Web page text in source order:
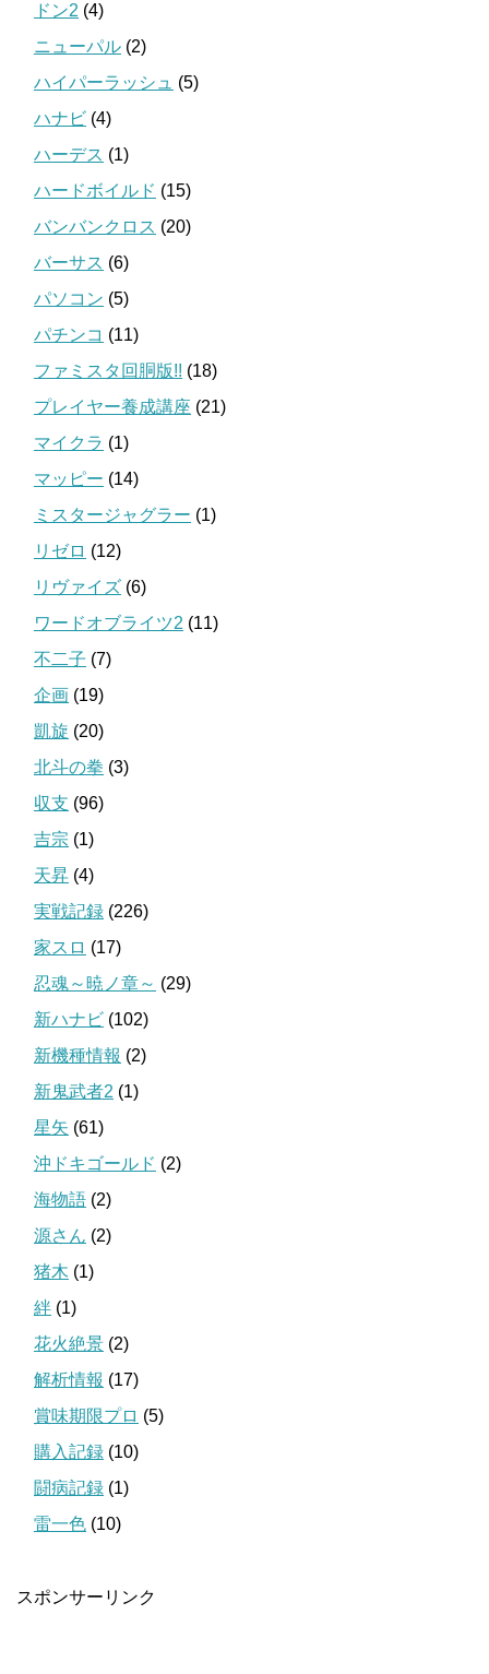
ドン2 (4)
ニューパル (2)
ハイパーラッシュ (5)
ハナビ (4)
ハーデス (1)
ハードボイルド (15)
バンバンクロス (20)
バーサス (6)
パソコン (5)
パチンコ (11)
ファミスタ回胴版!! (18)
プレイヤー養成講座 (21)
マイクラ (1)
マッピー (14)
ミスタージャグラー (1)
リゼロ (12)
リヴァイズ (6)
ワードオブライツ2 (11)
不二子 (7)
企画 (19)
凱旋 (20)
北斗の拳 (3)
収支 (96)
吉宗 (1)
天昇 (4)
実戦記録 (226)
家スロ (17)
忍魂～暁ノ章～ (29)
新ハナビ (102)
新機種情報 (2)
新鬼武者2 (1)
星矢 (61)
沖ドキゴールド (2)
海物語 (2)
源さん (2)
猪木 (1)
絆 (1)
花火絶景 (2)
解析情報 (17)
賞味期限プロ (5)
購入記録 (10)
闘病記録 (1)
雷一色 (10)
スポンサーリンク